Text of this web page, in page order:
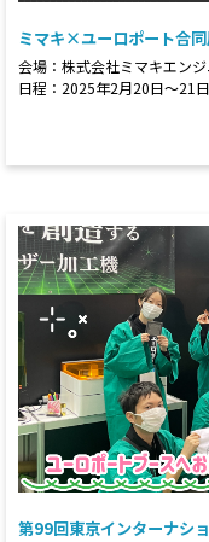
ミマキ×ユーロポート合
会場：株式会社ミマキエン
日程：2025年2月20日～21日
第99回東京インターナシ